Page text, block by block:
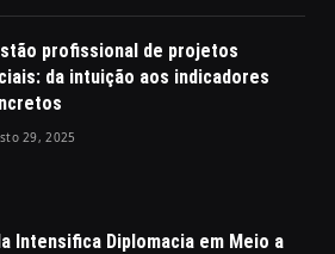
profissional de projetos
da intuição aos indicadores
29, 2025
Intensifica Diplomacia em Meio a